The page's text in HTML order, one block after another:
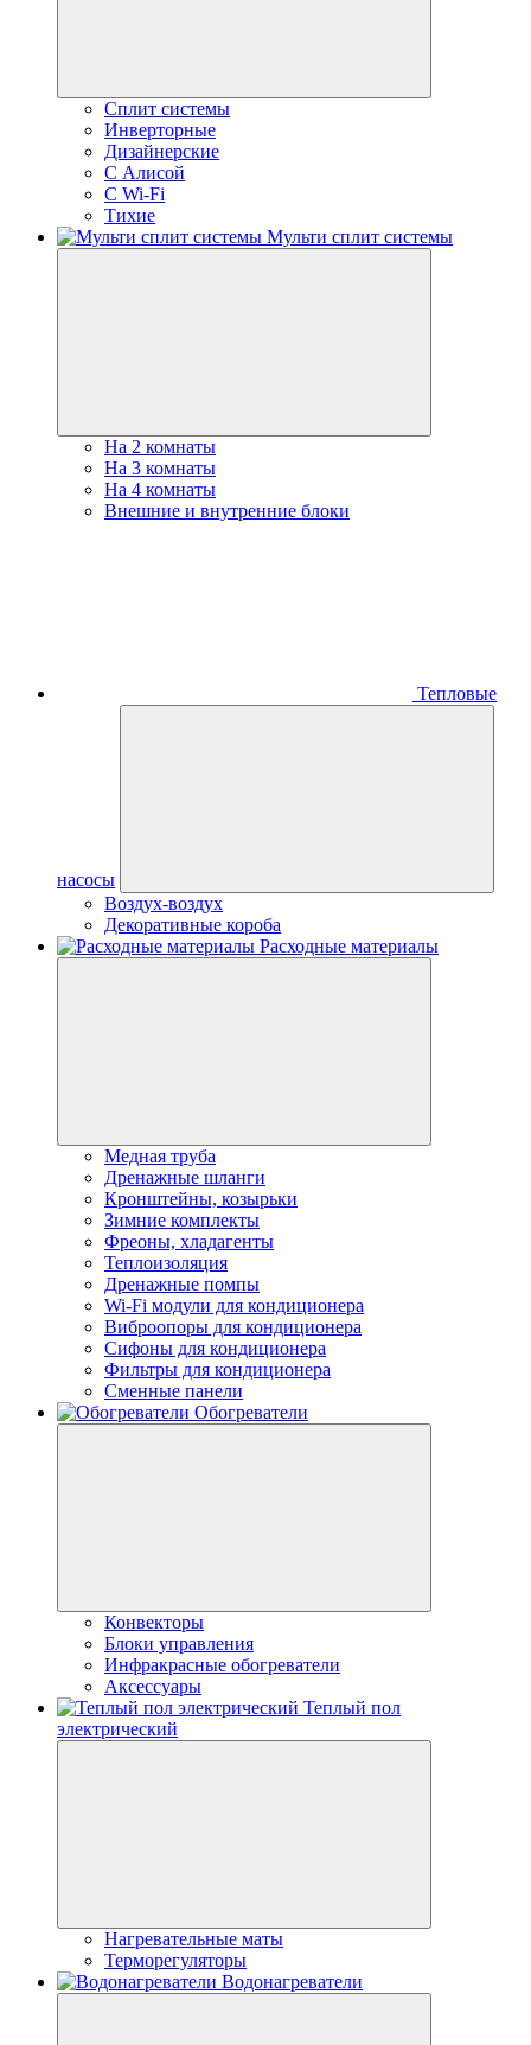
Сплит системы
Инверторные
Дизайнерские
С Алисой
C Wi-Fi
Тихие
Мульти сплит системы
На 2 комнаты
На 3 комнаты
На 4 комнаты
Внешние и внутренние блоки
Тепловые
насосы
Воздух-воздух
Декоративные короба
Расходные материалы
Медная труба
Дренажные шланги
Кронштейны, козырьки
Зимние комплекты
Фреоны, хладагенты
Теплоизоляция
Дренажные помпы
Wi-Fi модули для кондиционера
Виброопоры для кондиционера
Сифоны для кондиционера
Фильтры для кондиционера
Сменные панели
Обогреватели
Конвекторы
Блоки управления
Инфракрасные обогреватели
Аксессуары
Теплый пол
электрический
Нагревательные маты
Терморегуляторы
Водонагреватели